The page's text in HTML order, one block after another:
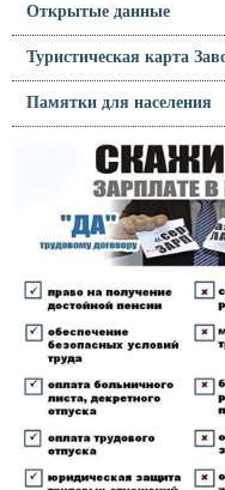
Открытые данные
Туристическая карта
Памятки для населения